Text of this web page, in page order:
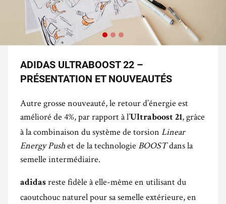
ADIDAS ULTRABOOST 22 –
PRÉSENTATION ET NOUVEAUTÉS
Autre grosse nouveauté, le retour d’énergie est
amélioré de 4%, par rapport à l’Ultraboost 21, grâce
à la combinaison du système de torsion Linear
Energy Pushet de la technologie BOOSTdans la
semelle intermédiaire.
adidas reste fidèle à elle-même en utilisant du
caoutchouc naturel pour sa semelle extérieure, en